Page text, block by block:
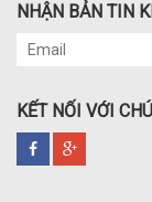
NHẬN BẢN TIN
KẾT NỐI VỚI